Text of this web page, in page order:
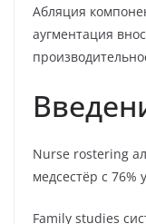
Абляция
аугментация
Nurse rostering
медсестёр с 76%
Family studies